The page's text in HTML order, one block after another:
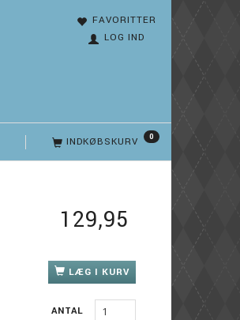
FAVORITTER
LOG IND
INDKØBSKURV 0
129,95
LÆG I KURV
ANTAL